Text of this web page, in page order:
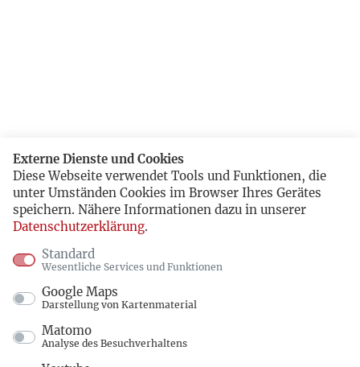
Externe Dienste und Cookies
Diese Webseite verwendet Tools und Funktionen, die
unter Umständen Cookies im Browser Ihres Gerätes
speichern. Nähere Informationen dazu in unserer
Datenschutzerklärung.
Standard
Wesentliche Services und Funktionen
Google Maps
Darstellung von Kartenmaterial
Matomo
Analyse des Besuchverhaltens